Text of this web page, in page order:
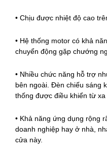
• Chịu được nhiệt độ cao
• Hệ thống motor có khả
chuyển động gặp chướng
• Nhiều chức năng hỗ trợ
bên ngoài. Đèn chiếu sáng
thống được điều khiển từ xa
• Khả năng ứng dụng rộng
doanh nghiệp hay ở nhà,
cửa này.